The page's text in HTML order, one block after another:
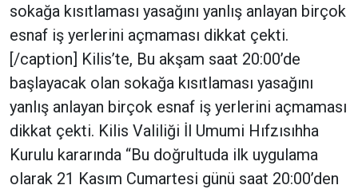
sokağa kısıtlaması yasağını yanlış anlayan birçok
esnaf iş yerlerini açmaması dikkat çekti.
[/caption] Kilis’te, Bu akşam saat 20:00’de
başlayacak olan sokağa kısıtlaması yasağını
yanlış anlayan birçok esnaf iş yerlerini açmaması
dikkat çekti. Kilis Valiliği İl Umumi Hıfzısıhha
Kurulu kararında “Bu doğrultuda ilk uygulama
olarak 21 Kasım Cumartesi günü saat 20:00’den